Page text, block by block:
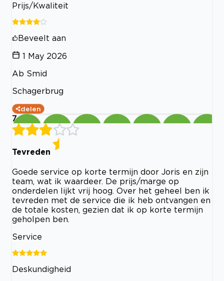
Prijs/Kwaliteit
Beveelt aan
1 May 2026
Ab Smid
Schagerbrug
delen
7
Tevreden
Goede service op korte termijn door Joris en zijn
team, wat ik waardeer. De prijs/marge op
onderdelen lijkt vrij hoog. Over het geheel ben ik
tevreden met de service die ik heb ontvangen en
de totale kosten, gezien dat ik op korte termijn
geholpen ben.
Service
Deskundigheid